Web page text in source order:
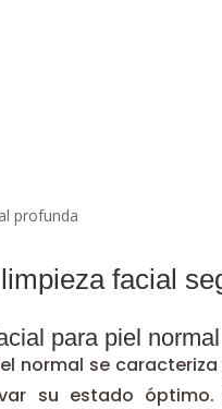
facial
para piel normal
normal se
su estado